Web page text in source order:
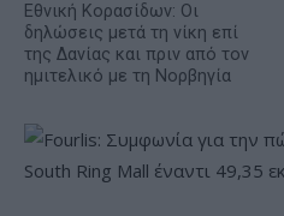
Εθνική Κορασίδων: Οι
δηλώσεις μετά τη νίκη επί
της Δανίας και πριν από τον
ημιτελικό με τη Νορβηγία